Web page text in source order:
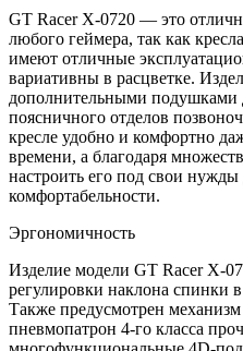
GT Racer X-0720 — это
любого геймера, так как
имеют отличные
вариативны в расцветке.
дополнительными подушками
поясничного отделов
кресле удобно и комфортно
времени, а благодаря
настроить его под свои
комфортабельности.
Эргономичность
Изделие модели GT Racer X-
регулировки наклона спинки
Также предусмотрен механизм
пневмопатрон 4-го класса